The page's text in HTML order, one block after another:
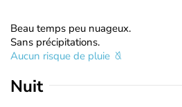
Beau temps peu nuageux.
Sans précipitations.
Aucun risque de pluie
Nuit